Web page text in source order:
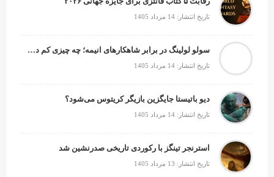
تاریخ انتشار: 14 مرداد 1405
سولو لولینگ در برابر شاهکارهای انیمه؛ چه چیزی کم دارد؟
تاریخ انتشار: 14 مرداد 1405
دیو باتیستا جایگزین بازیگر کریتوس می‌شود؟
تاریخ انتشار: 14 مرداد 1405
استرنجر تینگز با رکوردی تاریخی صدرنشین شد
تاریخ انتشار: 13 مرداد 1405